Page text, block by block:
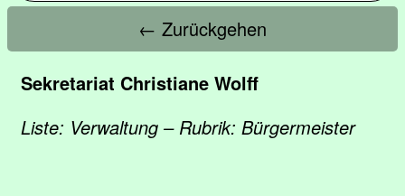
← Zurückgehen
Sekretariat Christiane Wolff
Liste: Verwaltung – Rubrik: Bürgermeister